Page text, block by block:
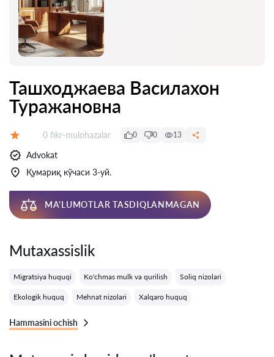
Ташходжаева Василахон
Туражановна
Fikrlar:
0 fikr-mulohazalar 0 0 13
Advokat
Қумариқ кўчаси 3-уй.
MA'LUMOTLAR TASDIQLANMAGAN
Mutaxassislik
Migratsiya huquqi Ko'chmas mulk va qurilish Soliq nizolari
Ekologik huquq Mehnat nizolari Xalqaro huquq
Hammasini ochish